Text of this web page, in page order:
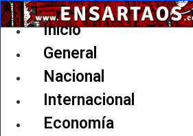
Ir
al
Inicio
General
Nacional
Internacional
Economía